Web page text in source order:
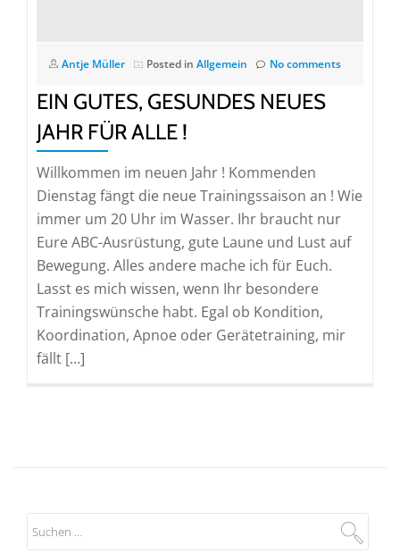
Antje Müller Posted in Allgemein No comments
EIN GUTES, GESUNDES NEUES
JAHR FÜR ALLE !
Willkommen im neuen Jahr ! Kommenden
Dienstag fängt die neue Trainingssaison an ! Wie
immer um 20 Uhr im Wasser. Ihr braucht nur
Eure ABC-Ausrüstung, gute Laune und Lust auf
Bewegung. Alles andere mache ich für Euch.
Lasst es mich wissen, wenn Ihr besondere
Trainingswünsche habt. Egal ob Kondition,
Koordination, Apnoe oder Gerätetraining, mir
fällt […]